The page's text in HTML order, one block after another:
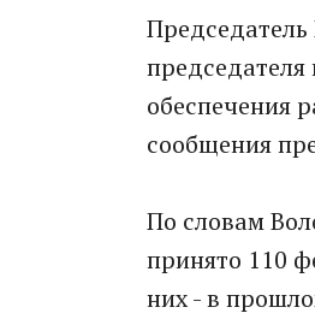
обеспечения
сообщения
По словам
принято 110
них - в